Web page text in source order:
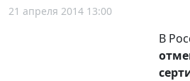
21 апреля 2014 13:00
В